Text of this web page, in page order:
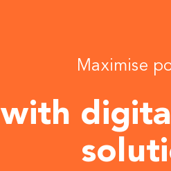
Maximise
with